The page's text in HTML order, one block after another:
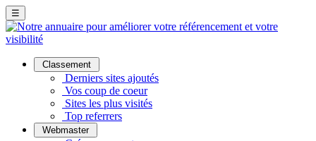
☰
Classement
Derniers sites ajoutés
Vos coup de coeur
Sites les plus visités
Top referrers
Webmaster